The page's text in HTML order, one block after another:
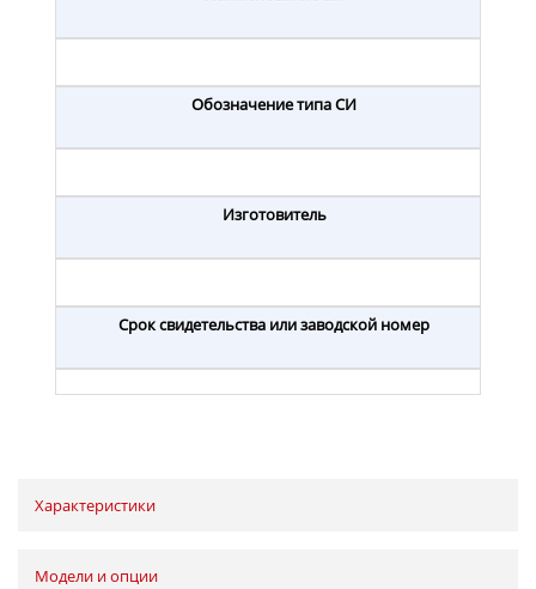
Обозначение типа СИ
Изготовитель
Срок свидетельства или заводской номер
Характеристики
Модели и опции